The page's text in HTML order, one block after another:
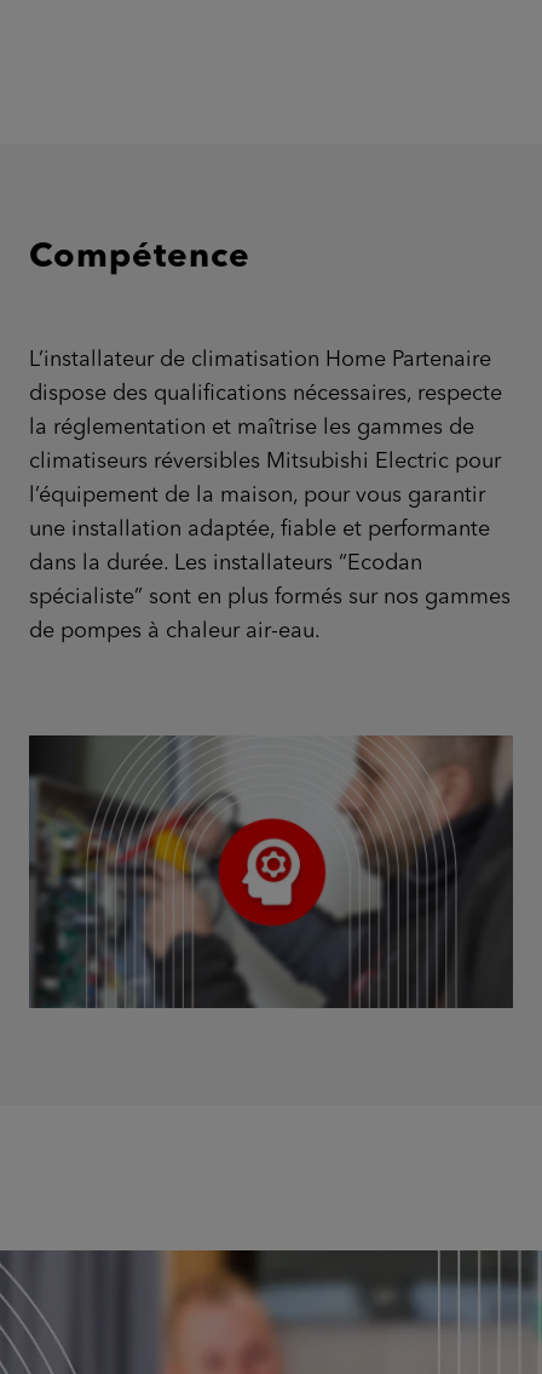
Compétence
L’installateur de climatisation Home Partenaire
dispose des qualifications nécessaires, respecte
la réglementation et maîtrise les gammes de
climatiseurs réversibles Mitsubishi Electric pour
l’équipement de la maison, pour vous garantir
une installation adaptée, fiable et performante
dans la durée. Les installateurs “Ecodan
spécialiste” sont en plus formés sur nos gammes
de pompes à chaleur air-eau.